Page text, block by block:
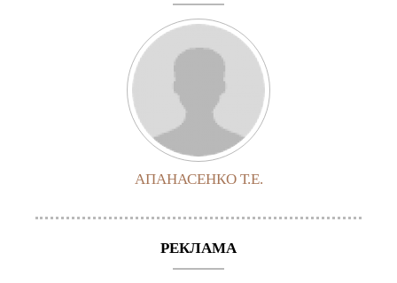
АПАНАСЕНКО Т.Е.
РЕКЛАМА